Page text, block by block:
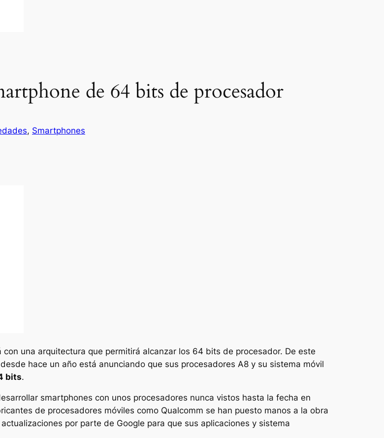
de 64 bits de procesador
, Smartphones
una arquitectura que permitirá alcanzar los 64 bits de procesador. De este
hace un año está anunciando que sus procesadores A8 y su sistema móvil
bits.
smartphones con unos procesadores nunca vistos hasta la fecha en
de procesadores móviles como Qualcomm se han puesto manos a la obra
por parte de Google para que sus aplicaciones y sistema